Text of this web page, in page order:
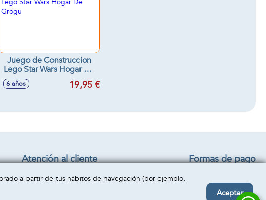
Juego de Construccion
Lego Star Wars Hogar De
6 años 19,95 €
Atención al cliente
Envío y devolución
Formas de pago
a partir de tus hábitos de navegación (por ejemplo,
Aceptar